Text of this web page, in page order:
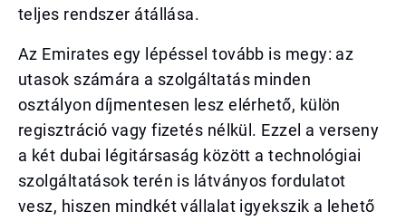
teljes rendszer átállása.
Az Emirates egy lépéssel tovább is megy: az
utasok számára a szolgáltatás minden
osztályon díjmentesen lesz elérhető, külön
regisztráció vagy fizetés nélkül. Ezzel a verseny
a két dubai légitársaság között a technológiai
szolgáltatások terén is látványos fordulatot
vesz, hiszen mindkét vállalat igyekszik a lehető